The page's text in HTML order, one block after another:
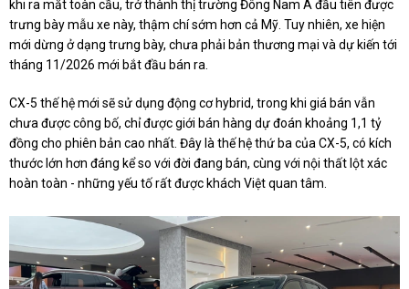
khi ra mắt toàn cầu, trở thành thị trường Đông Nam Á đầu tiên được
trưng bày mẫu xe này, thậm chí sớm hơn cả Mỹ. Tuy nhiên, xe hiện
mới dừng ở dạng trưng bày, chưa phải bản thương mại và dự kiến tới
tháng 11/2026 mới bắt đầu bán ra.
CX-5 thế hệ mới sẽ sử dụng động cơ hybrid, trong khi giá bán vẫn
chưa được công bố, chỉ được giới bán hàng dự đoán khoảng 1,1 tỷ
đồng cho phiên bản cao nhất. Đây là thế hệ thứ ba của CX-5, có kích
thước lớn hơn đáng kể so với đời đang bán, cùng với nội thất lột xác
hoàn toàn - những yếu tố rất được khách Việt quan tâm.